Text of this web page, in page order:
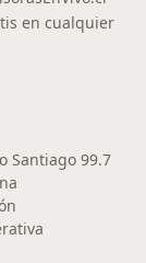
en cualquier
Santiago 99.7